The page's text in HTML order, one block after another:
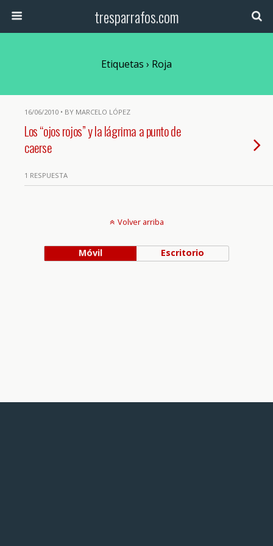
tresparrafos.com
Etiquetas › Roja
16/06/2010 • BY MARCELO LÓPEZ
Los “ojos rojos” y la lágrima a punto de
caerse
1 RESPUESTA
Volver arriba
Móvil Escritorio